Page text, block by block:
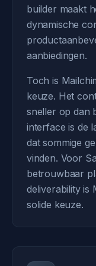
builder maakt
dynamische
aanbiedingen.
Toch is
keuze. Het
sneller op dan
interface is de
dat sommige
vinden. Voor
betrouwbaar
deliverability is
solide keuze.